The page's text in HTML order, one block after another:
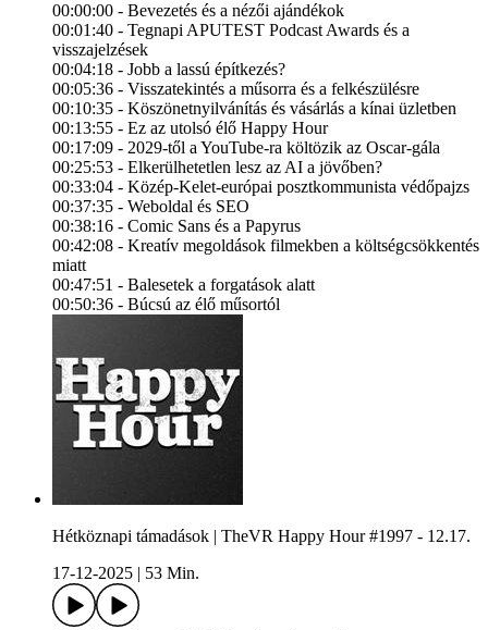
00:00:00 - Bevezetés és a nézői ajándékok
00:01:40 - Tegnapi APUTEST Podcast Awards és a
visszajelzések
00:04:18 - Jobb a lassú építkezés?
00:05:36 - Visszatekintés a műsorra és a felkészülésre
00:10:35 - Köszönetnyilvánítás és vásárlás a kínai üzletben
00:13:55 - Ez az utolsó élő Happy Hour
00:17:09 - 2029-től a YouTube-ra költözik az Oscar-gála
00:25:53 - Elkerülhetetlen lesz az AI a jövőben?
00:33:04 - Közép-Kelet-európai posztkommunista védőpajzs
00:37:35 - Weboldal és SEO
00:38:16 - Comic Sans és a Papyrus
00:42:08 - Kreatív megoldások filmekben a költségcsökkentés
miatt
00:47:51 - Balesetek a forgatások alatt
00:50:36 - Búcsú az élő műsortól
Hétköznapi támadások | TheVR Happy Hour #1997 - 12.17.
17-12-2025
53 Min.